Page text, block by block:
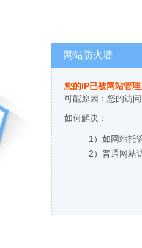
网站防火墙
您的IP已被网站管
可能原因：您的访
如何解决：
1）如网站托
2）普通网站